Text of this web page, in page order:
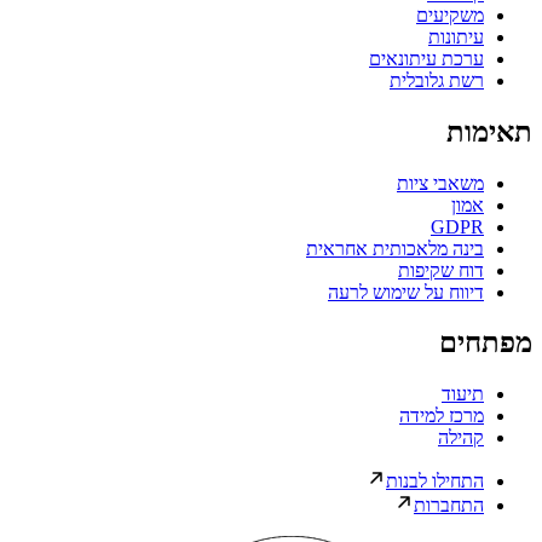
משקיעים
עיתונות
ערכת עיתונאים
רשת גלובלית
תאימות
משאבי ציות
אמון
GDPR
בינה מלאכותית אחראית
דוח שקיפות
דיווח על שימוש לרעה
מפתחים
תיעוד
מרכז למידה
קהילה
התחילו לבנות
התחברות